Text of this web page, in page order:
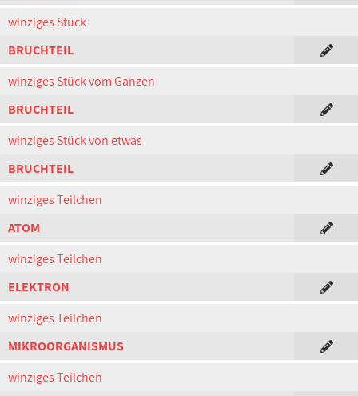
winziges Stück
BRUCHTEIL
winziges Stück vom Ganzen
BRUCHTEIL
winziges Stück von etwas
BRUCHTEIL
winziges Teilchen
ATOM
winziges Teilchen
ELEKTRON
winziges Teilchen
MIKROORGANISMUS
winziges Teilchen